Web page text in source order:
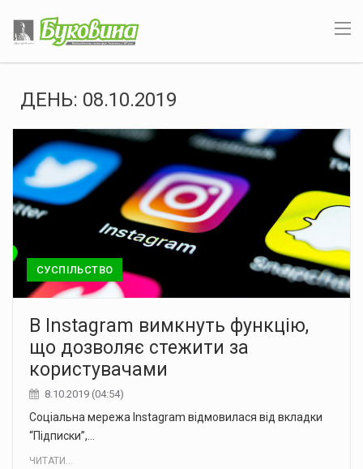
ДЕНЬ: 08.10.2019
СУСПІЛЬСТВО
В Instagram вимкнуть функцію,
що дозволяє стежити за
користувачами
8.10.2019 (04:54)
Соціальна мережа Instagram відмовилася від вкладки
“Підписки”,…
ЧИТАТИ...